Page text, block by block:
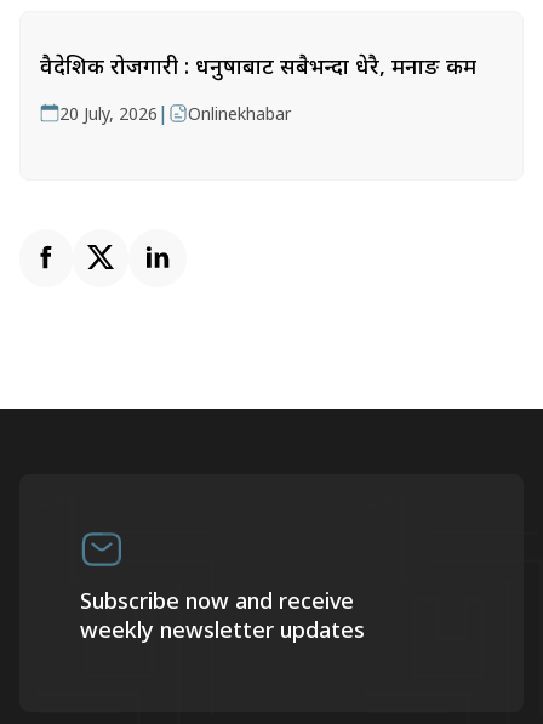
वैदेशिक रोजगारी : धनुषाबाट सबैभन्दा धेरै, मनाङ कम
20 July, 2026 | Onlinekhabar
Subscribe now and receive
weekly newsletter updates